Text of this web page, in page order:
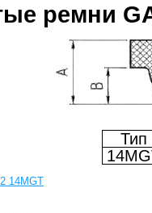
ремни
Тип
14MGT